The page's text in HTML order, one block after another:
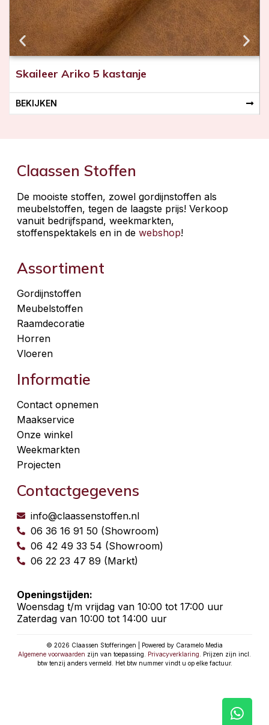
Skaileer Ariko 5 kastanje
BEKIJKEN
Claassen Stoffen
De mooiste stoffen, zowel gordijnstoffen als
meubelstoffen, tegen de laagste prijs! Verkoop
vanuit bedrijfspand, weekmarkten,
stoffenspektakels en in de webshop!
Assortiment
Gordijnstoffen
Meubelstoffen
Raamdecoratie
Horren
Vloeren
Informatie
Contact opnemen
Maakservice
Onze winkel
Weekmarkten
Projecten
Contactgegevens
info@claassenstoffen.nl
06 36 16 91 50 (Showroom)
06 42 49 33 54 (Showroom)
06 22 23 47 89 (Markt)
Openingstijden:
Woensdag t/m vrijdag van 10:00 tot 17:00 uur
Zaterdag van 10:00 tot 14:00 uur
© 2026 Claassen Stofferingen | Powered by Caramelo Media
Algemene voorwaarden zijn van toepassing. Privacyverklaring . Prijzen zijn incl.
btw tenzij anders vermeld. Het btw nummer vindt u op elke factuur.